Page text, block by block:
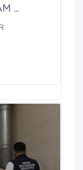
...